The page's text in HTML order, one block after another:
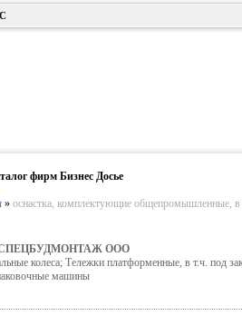
фирм Бизнес Досье
» оснастка, комплектующие общепромышленные,
ООО
колеса; Тележки платформенные, в т.ч. под
машины